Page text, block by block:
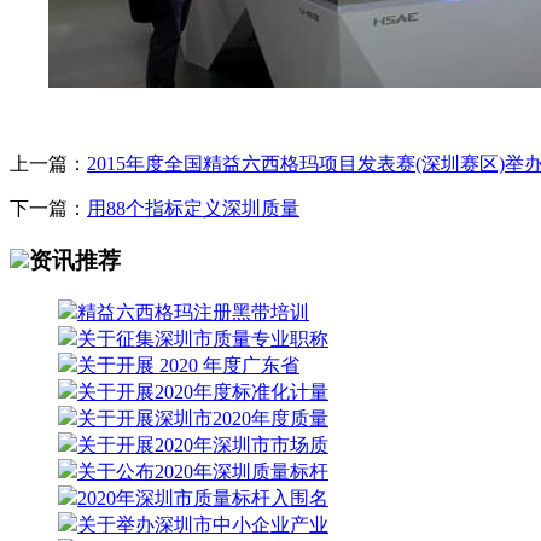
上一篇： 2015年度全国精益六西格玛项目发表赛(深圳赛区)举
下一篇： 用88个指标定义深圳质量
资讯推荐
精益六西格玛注册黑带培训
关于征集深圳市质量专业职称
关于开展 2020 年度广东省
关于开展2020年度标准化计量
关于开展深圳市2020年度质量
关于开展2020年深圳市市场质
关于公布2020年深圳质量标杆
2020年深圳市质量标杆入围名
关于举办深圳市中小企业产业